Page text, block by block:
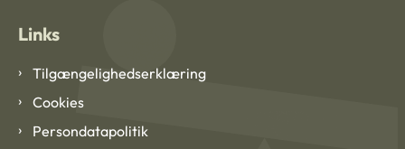
Links
Tilgængelighedserklæring
Cookies
Persondatapolitik